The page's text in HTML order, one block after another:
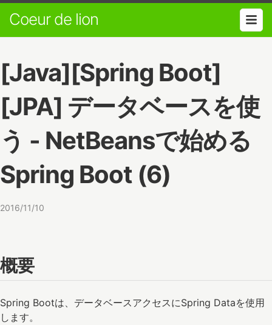
Coeur de lion
[Java][Spring Boot]
[JPA] データベースを使
う - NetBeansで始める
Spring Boot (6)
2016/11/10
概要
Spring Bootは、データベースアクセスにSpring Dataを使用
します。